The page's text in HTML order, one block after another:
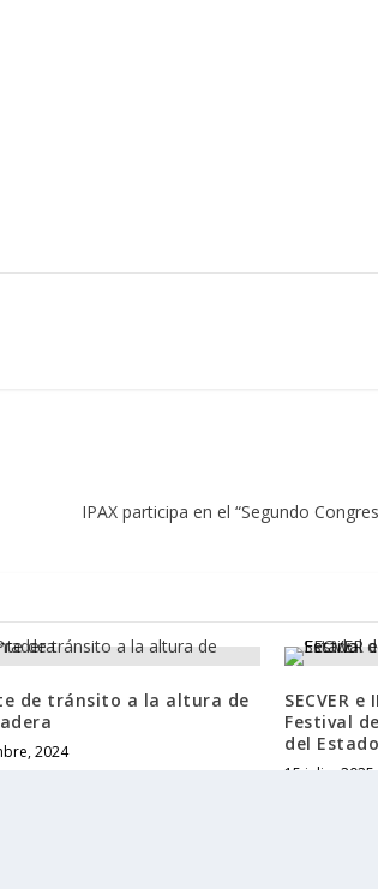
IPAX participa en el “Segundo
de tránsito a la altura de
2024
SECVER
Festival
del Estado
15 julio, 2025